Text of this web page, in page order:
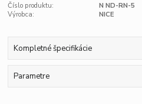
Číslo produktu:
N ND-RN-5
Výrobca:
NICE
Kompletné špecifikácie
Parametre